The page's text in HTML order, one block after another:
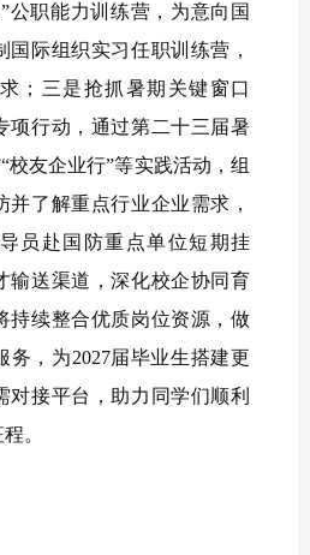
公职能力训练营，为意向国
国际组织实习任职训练营，
；三是抢抓暑期关键窗口
项行动，通过第二十三届暑
校友企业行”等实践活动，组
并了解重点行业企业需求，
员赴国防重点单位短期挂
输送渠道，深化校企协同育
持续整合优质岗位资源，做
务，为2027届毕业生搭建更
对接平台，助力同学们顺利
。